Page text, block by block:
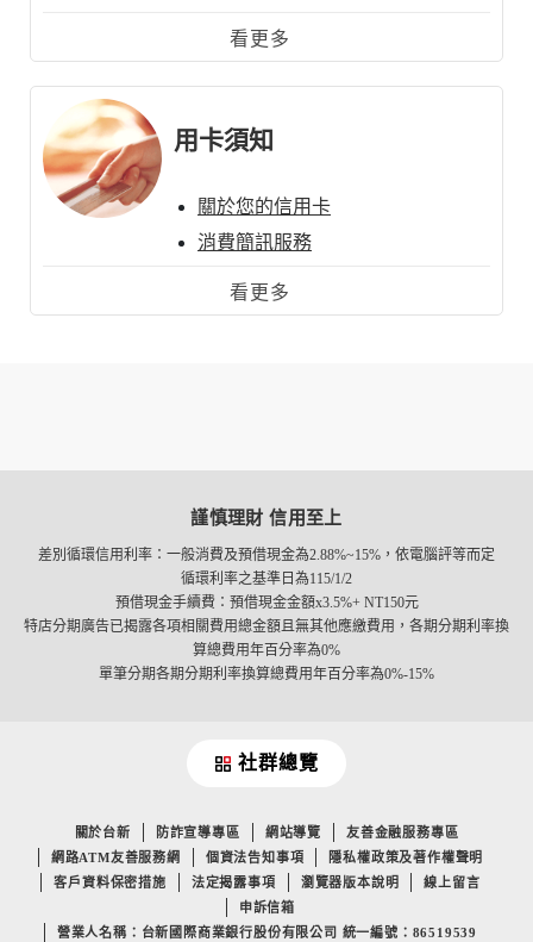
Google Pay服務協議
Garmin Pay服務協議
台灣行動支付服務約定書
看更多
用卡須知
關於您的信用卡
消費簡訊服務
刷卡交易設定
關於您的簽帳
看更多
謹慎理財 信用至上
差別循環信用利率：一般消費及預借現金為2.88%~15%，依電腦評等而定
循環利率之基準日為115/1/2
預借現金手續費：預借現金金額x3.5%+ NT150元
特店分期廣告已揭露各項相關費用總金額且無其他應繳費用，各期分期利率換
算總費用年百分率為0%
單筆分期各期分期利率換算總費用年百分率為0%-15%
社群總覽
關於台新 防詐宣導專區 網站導覽
友善金融服務專區
網路ATM友善服務網
個資法告知事項
隱私權政策及著作權聲明
客戶資料保密措施
法定揭露事項 瀏覽器版本說明
線上留言
申訴信箱
營業人名稱：台新國際商業銀行股份有限公司 統一編號：86519539